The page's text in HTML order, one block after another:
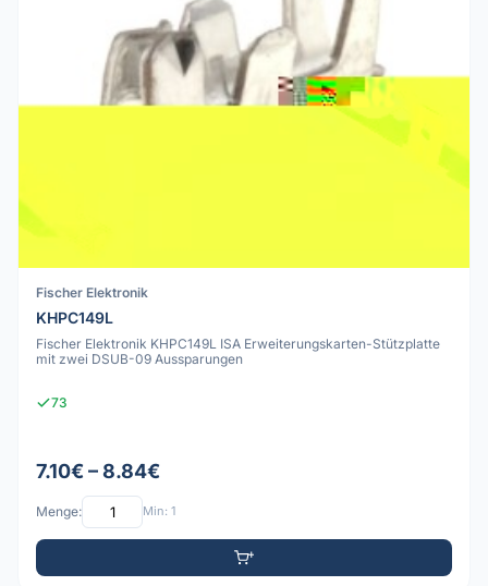
Fischer Elektronik
KHPC149L
Fischer Elektronik KHPC149L ISA Erweiterungskarten-Stützplatte
mit zwei DSUB-09 Aussparungen
73
7.10€ – 8.84€
Menge: Min: 1